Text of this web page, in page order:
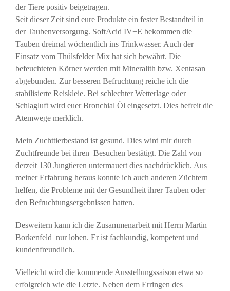
der Tiere positiv beigetragen.
Seit dieser Zeit sind eure Produkte ein fester Bestandteil in
der Taubenversorgung. SoftAcid IV+E bekommen die
Tauben dreimal wöchentlich ins Trinkwasser. Auch der
Einsatz vom Thülsfelder Mix hat sich bewährt. Die
befeuchteten Körner werden mit Mineralith bzw. Xentasan
abgebunden. Zur besseren Befruchtung reiche ich die
stabilisierte Reiskleie. Bei schlechter Wetterlage oder
Schlagluft wird euer Bronchial Öl eingesetzt. Dies befreit die
Atemwege merklich.
Mein Zuchttierbestand ist gesund. Dies wird mir durch
Zuchtfreunde bei ihren Besuchen bestätigt. Die Zahl von
derzeit 130 Jungtieren untermauert dies nachdrücklich. Aus
meiner Erfahrung heraus konnte ich auch anderen Züchtern
helfen, die Probleme mit der Gesundheit ihrer Tauben oder
den Befruchtungsergebnissen hatten.
Desweitern kann ich die Zusammenarbeit mit Herrn Martin
Borkenfeld nur loben. Er ist fachkundig, kompetent und
kundenfreundlich.
Vielleicht wird die kommende Ausstellungssaison etwa so
erfolgreich wie die Letzte. Neben dem Erringen des